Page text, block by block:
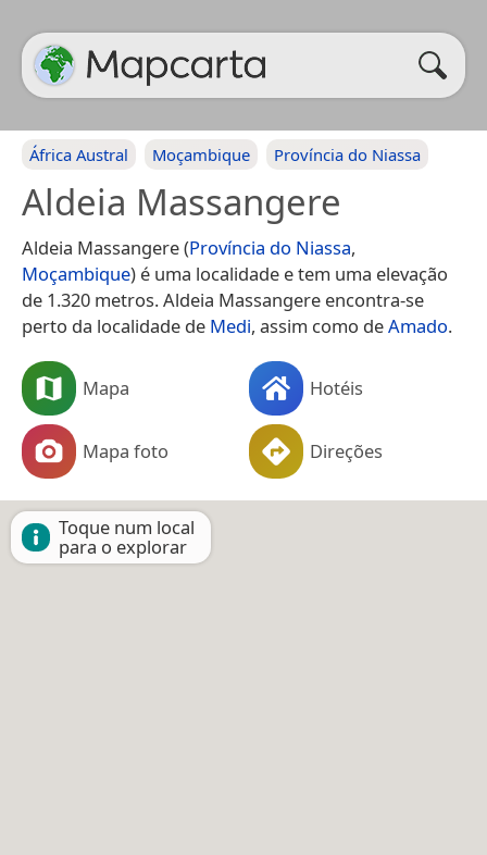
África Austral Moçambique Província do Niassa
Aldeia Massangere
Aldeia Massangere (Província do Niassa,
Moçambique) é uma localidade e tem uma elevação
de 1.320 metros. Aldeia Massangere encontra-se
perto da localidade de Medi, assim como deAmado.
Mapa Hotéis
Mapa foto Direções
Toque num local
para o explorar